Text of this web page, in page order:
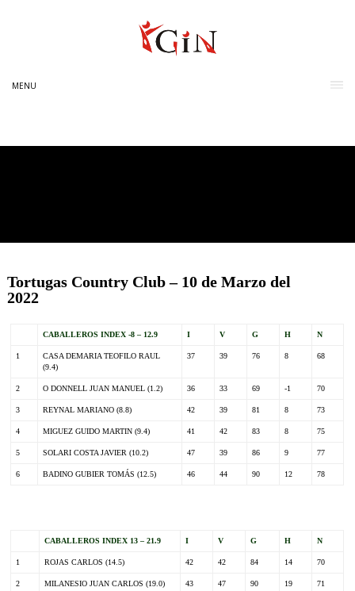
MENU
Tortugas Country Club – 10 de Marzo del
2022
CABALLEROS INDEX -8 – 12.9 I V G H N
1
CASA DEMARIA TEOFILO RAUL
(9.4)
37 39 76 8 68
2 O DONNELL JUAN MANUEL (1.2) 36 33 69 -1 70
3 REYNAL MARIANO (8.8) 42 39 81 8 73
4 MIGUEZ GUIDO MARTIN (9.4) 41 42 83 8 75
5 SOLARI COSTA JAVIER (10.2) 47 39 86 9 77
6 BADINO GUBIER TOMÁS (12.5) 46 44 90 12 78
CABALLEROS INDEX 13 – 21.9 I V G H N
1 ROJAS CARLOS (14.5) 42 42 84 14 70
2 MILANESIO JUAN CARLOS (19.0) 43 47 90 19 71